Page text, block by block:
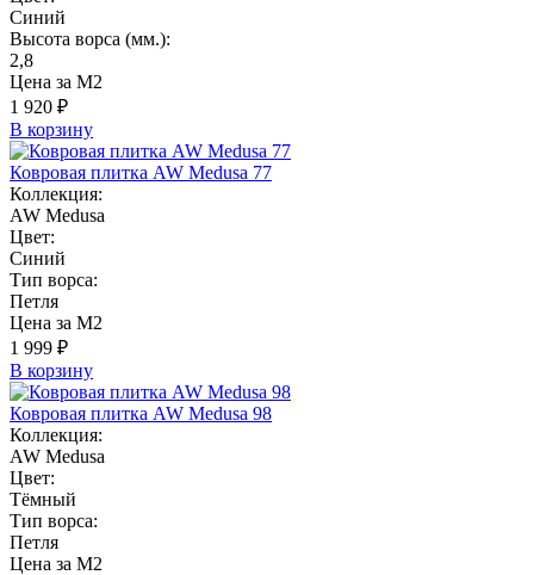
Синий
Высота ворса (мм.):
2,8
Цена за М2
1 920 ₽
В корзину
Ковровая плитка AW Medusa 77
Коллекция:
AW Medusa
Цвет:
Синий
Тип ворса:
Петля
Цена за М2
1 999 ₽
В корзину
Ковровая плитка AW Medusa 98
Коллекция:
AW Medusa
Цвет:
Тёмный
Тип ворса:
Петля
Цена за М2